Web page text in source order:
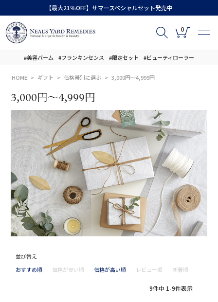
【最大21％OFF】サマースペシャルセット発売中
0
#美容バーム #フランキンセンス #限定セット #ビューティローラー
HOME ギフト 価格帯別に選ぶ 3,000円～4,999円
3,000円～4,999円
並び替え
おすすめ順
価格が安い順 価格が高い順 レビュー順 新着順
9件中 1-9件表示